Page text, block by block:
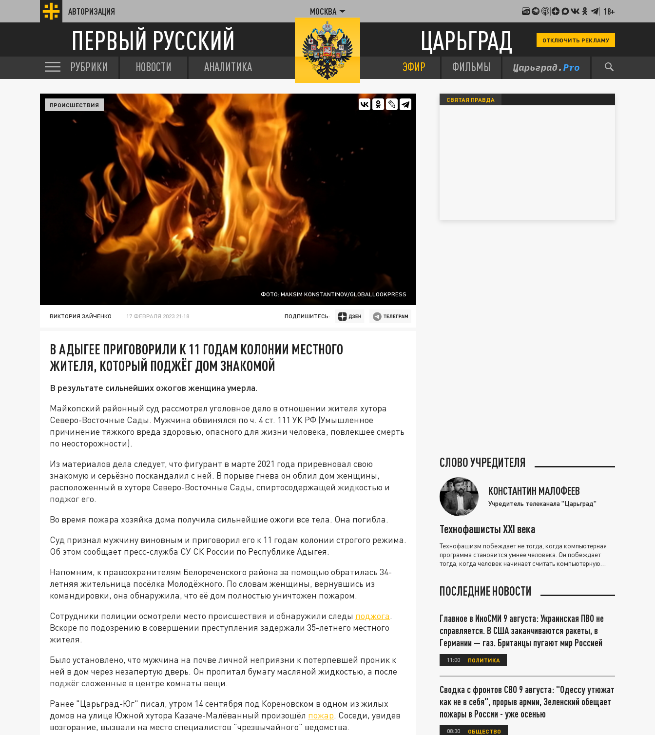
АВТОРИЗАЦИЯ МОСКВА 18+
ПЕРВЫЙ РУССКИЙ ЦАРЬГРАД ОТКЛЮЧИТЬ РЕКЛАМУ
РУБРИКИ НОВОСТИ АНАЛИТИКА ЭФИР ФИЛЬМЫ
ФОТО: MAKSIM KONSTANTINOV/GLOBALLOOKPRESS
ПРОИСШЕСТВИЯ
ВИКТОРИЯ ЗАЙЧЕНКО 17 ФЕВРАЛЯ 2023 21:18 ПОДПИШИТЕСЬ:
В АДЫГЕЕ ПРИГОВОРИЛИ К 11 ГОДАМ КОЛОНИИ МЕСТНОГО
ЖИТЕЛЯ, КОТОРЫЙ ПОДЖЁГ ДОМ ЗНАКОМОЙ
В результате сильнейших ожогов женщина умерла.
Майкопский районный суд рассмотрел уголовное дело в отношении жителя хутора
Северо-Восточные Сады. Мужчина обвинялся по ч. 4 ст. 111 УК РФ (Умышленное
причинение тяжкого вреда здоровью, опасного для жизни человека, повлекшее смерть
по неосторожности).
Из материалов дела следует, что фигурант в марте 2021 года приревновал свою
знакомую и серьёзно поскандалил с ней. В порыве гнева он облил дом женщины,
расположенный в хуторе Северо-Восточные Сады, спиртосодержащей жидкостью и
поджог его.
Во время пожара хозяйка дома получила сильнейшие ожоги все тела. Она погибла.
Суд признал мужчину виновным и приговорил его к 11 годам колонии строгого режима.
Об этом сообщает пресс-служба СУ СК России по Республике Адыгея.
Напомним, к правоохранителям Белореченского района за помощью обратилась 34-
летняя жительница посёлка Молодёжного. По словам женщины, вернувшись из
командировки, она обнаружила, что её дом полностью уничтожен пожаром.
Сотрудники полиции осмотрели место происшествия и обнаружили следы поджога.
Вскоре по подозрению в совершении преступления задержали 35-летнего местного
жителя.
Было установлено, что мужчина на почве личной неприязни к потерпевшей проник к
ней в дом через незапертую дверь. Он пропитал бумагу масляной жидкостью, а после
поджёг сложенные в центре комнаты вещи.
Ранее "Царьград-Юг" писал, утром 14 сентября под Кореновском в одном из жилых
домов на улице Южной хутора Казаче-Малёванный произошёл пожар. Соседи, увидев
возгорание, вызвали на место специалистов "чрезвычайного" ведомства.
СВЯТАЯ ПРАВДА
СЛОВО УЧРЕДИТЕЛЯ
КОНСТАНТИН МАЛОФЕЕВ
Учредитель телеканала "Царьград"
Технофашисты XXI века
Технофашизм побеждает не тогда, когда компьютерная
программа становится умнее человека. Он побеждает
тогда, когда человек начинает считать компьютерную
ПОСЛЕДНИЕ НОВОСТИ
Главное в ИноСМИ 9 августа: Украинская ПВО не
справляется. В США заканчиваются ракеты, в
Германии — газ. Британцы пугают мир Россией
11:00 ПОЛИТИКА
Сводка с фронтов СВО 9 августа: "Одессу утюжат
как не в себя", прорыв армии, Зеленский обещает
пожары в России - уже осенью
08:30 ОБЩЕСТВО